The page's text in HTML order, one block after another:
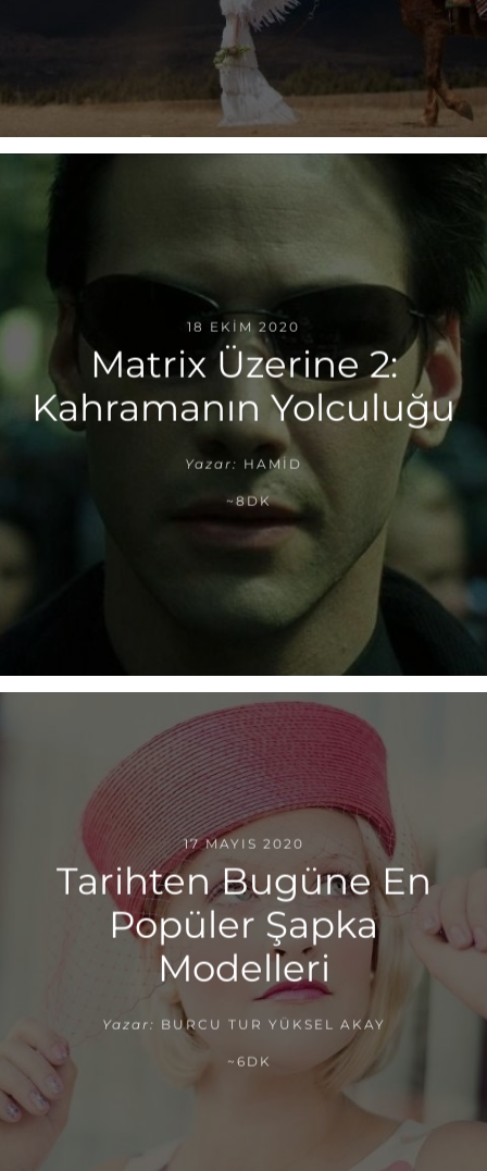
18 EKIM 2020
Matrix Üzerine 2:
Kahramanın Yolculuğu
Yazar: HAMID
~8DK
17 MAYIS 2020
Tarihten Bugüne En
Popüler Şapka
Modelleri
Yazar: BURCU TUR YÜKSEL AKAY
~6DK